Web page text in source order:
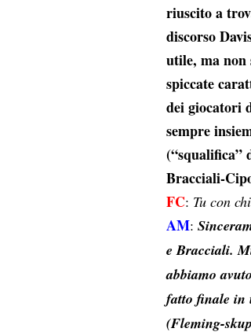
riuscito a
discorso
utile, ma
spiccate
dei giocatori
sempre
(“squalifica”
Bracciali-
FC: Tu con
AM:
e Bracciali.
abbiamo
fatto finale in
(Fleming-